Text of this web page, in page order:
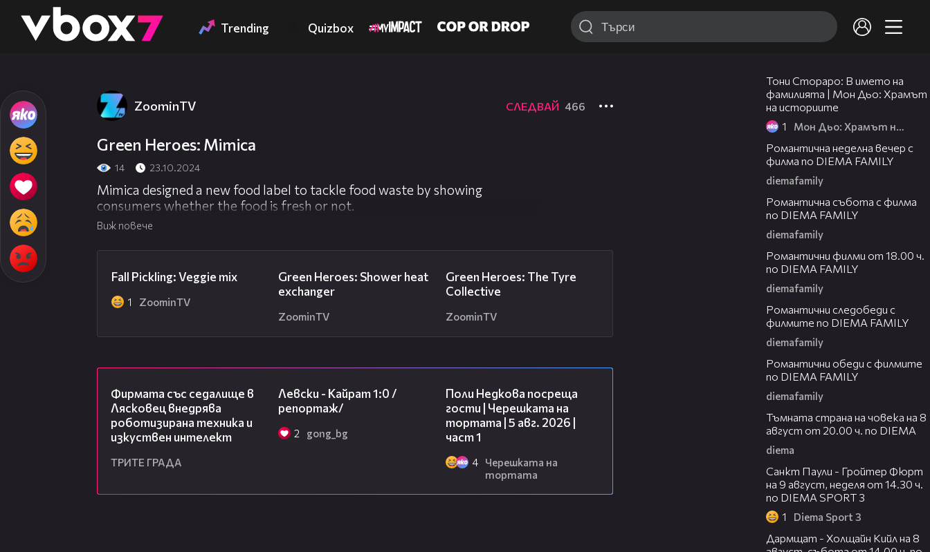
👾 Trending Quizbox
ZoominTV СЛЕДВАЙ 466
Green Heroes: Mimica
14 23.10.2024
Mimica designed a new food label to tackle food waste by showing
consumers whether the food is fresh or not.
Виж повече
Fall Pickling: Veggie mix
1 ZoominTV
Green Heroes: Shower heat
exchanger
ZoominTV
Green Heroes: The Tyre
Collective
ZoominTV
Фирмата със седалище в
Лясковец внедрява
роботизирана техника и
изкуствен интелект
ТРИТЕ ГРАДА
Левски - Кайрат 1:0 /
репортаж/
2 gong_bg
Поли Недкова посреща
гости | Черешката на
тортата | 5 авг. 2026 |
част 1
4
Черешката на
тортата
Тони Стораро: В името на
фамилията | Мон Дьо: Храмът
на историите
1 Мон Дьо: Храмът на историите
Романтична неделна вечер с
филма по DIEMA FAMILY
diemafamily
Романтична събота с филма
по DIEMA FAMILY
diemafamily
Романтични филми от 18.00 ч.
по DIEMA FAMILY
diemafamily
Романтични следобеди с
филмите по DIEMA FAMILY
diemafamily
Романтични обеди с филмите
по DIEMA FAMILY
diemafamily
Тъмната страна на човека на 8
август от 20.00 ч. по DIEMA
diema
Санкт Паули - Гройтер Фюрт
на 9 август, неделя от 14.30 ч.
по DIEMA SPORT 3
1 Diema Sport 3
Дармщат - Холщайн Кийл на 8